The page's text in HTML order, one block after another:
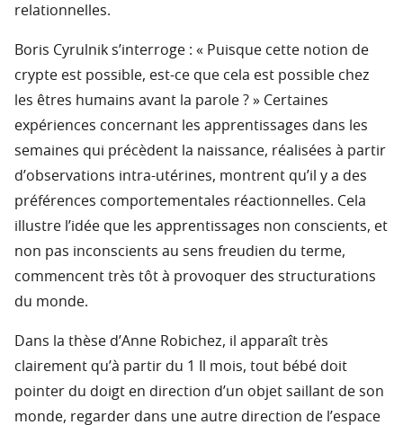
relationnelles.
Boris Cyrulnik s’interroge : « Puisque cette notion de
crypte est possible, est-ce que cela est possible chez
les êtres humains avant la parole ? » Certaines
expériences concernant les apprentissages dans les
semaines qui précèdent la naissance, réalisées à partir
d’observations intra-utérines, montrent qu’il y a des
préférences comportementales réactionnelles. Cela
illustre l’idée que les apprentissages non conscients, et
non pas inconscients au sens freudien du terme,
commencent très tôt à provoquer des structurations
du monde.
Dans la thèse d’Anne Robichez, il apparaît très
clairement qu’à partir du 1 Il mois, tout bébé doit
pointer du doigt en direction d’un objet saillant de son
monde, regarder dans une autre direction de l’espace